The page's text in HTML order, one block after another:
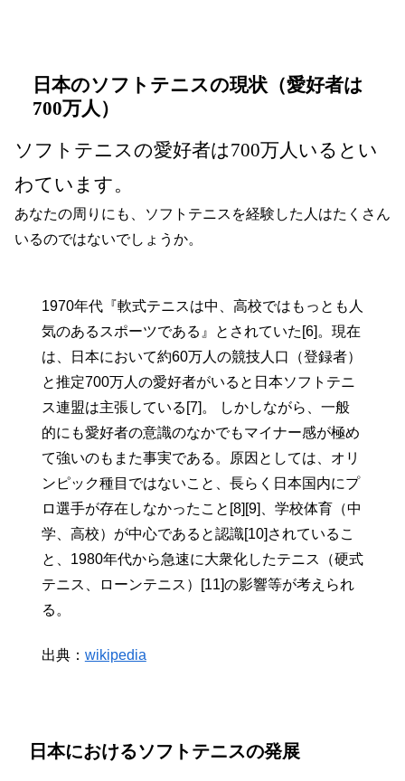
日本のソフトテニスの現状（愛好者は
700万人）
ソフトテニスの愛好者は700万人いるとい
わています。
あなたの周りにも、ソフトテニスを経験した人はたくさん
いるのではないでしょうか。
1970年代『軟式テニスは中、高校ではもっとも人
気のあるスポーツである』とされていた[6]。現在
は、日本において約60万人の競技人口（登録者）
と推定700万人の愛好者がいると日本ソフトテニ
ス連盟は主張している[7]。 しかしながら、一般
的にも愛好者の意識のなかでもマイナー感が極め
て強いのもまた事実である。原因としては、オリ
ンピック種目ではないこと、長らく日本国内にプ
ロ選手が存在しなかったこと[8][9]、学校体育（中
学、高校）が中心であると認識[10]されているこ
と、1980年代から急速に大衆化したテニス（硬式
テニス、ローンテニス）[11]の影響等が考えられ
る。
出典： wikipedia
日本におけるソフトテニスの発展